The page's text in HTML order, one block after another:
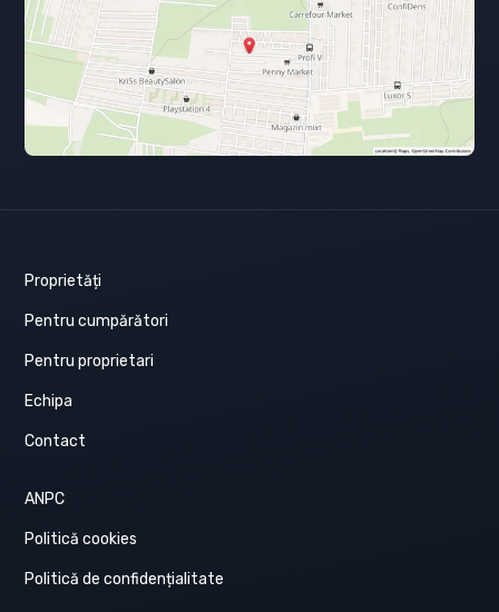
Proprietăți
Pentru cumpărători
Pentru proprietari
Echipa
Contact
ANPC
Politică cookies
Politică de confidențialitate